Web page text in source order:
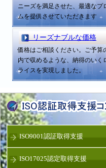
ニーズを満足させた、最適なプ
ムを提供させていただきます
リーズナブルな価格
価格はご相談ください。ご予算
内で収めるような、納得のいく
ライスを実現しました。
ISO9001認証取得支援
ISO17025認定取得支援